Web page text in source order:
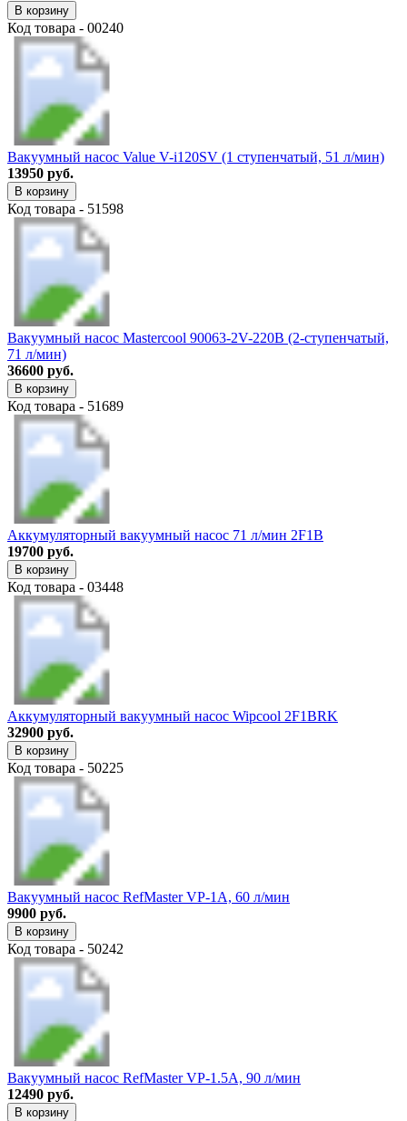
В корзину
Код товара - 00240
Вакуумный насос Value V-i120SV (1 ступенчатый, 51 л/мин)
13950 руб.
В корзину
Код товара - 51598
Вакуумный насос Mastercоol 90063-2V-220B (2-ступенчатый,
71 л/мин)
36600 руб.
В корзину
Код товара - 51689
Аккумуляторный вакуумный насос 71 л/мин 2F1B
19700 руб.
В корзину
Код товара - 03448
Аккумуляторный вакуумный насос Wipcool 2F1BRK
32900 руб.
В корзину
Код товара - 50225
Вакуумный насос RefMaster VP-1A, 60 л/мин
9900 руб.
В корзину
Код товара - 50242
Вакуумный насос RefMaster VP-1.5A, 90 л/мин
12490 руб.
В корзину